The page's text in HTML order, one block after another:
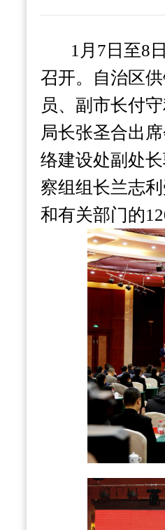
1 月7日至8
召开。自治区
员、副市长付
局长张圣合出
络建设处副处
察组组长兰志
和有关部门的